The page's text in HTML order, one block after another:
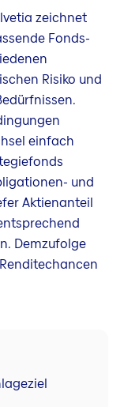
zeichnet
Fonds-
Risiko und
einfach
und
Aktienanteil
Demzufolge